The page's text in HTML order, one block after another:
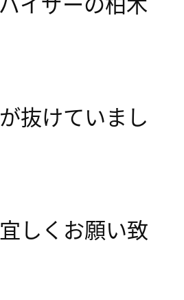
抜けていまし
しくお願い致